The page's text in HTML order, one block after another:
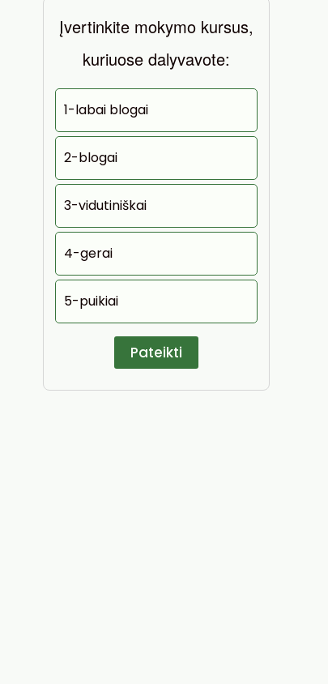
Įvertinkite mokymo kursus,
kuriuose dalyvavote:
1-labai blogai
2-blogai
3-vidutiniškai
4-gerai
5-puikiai